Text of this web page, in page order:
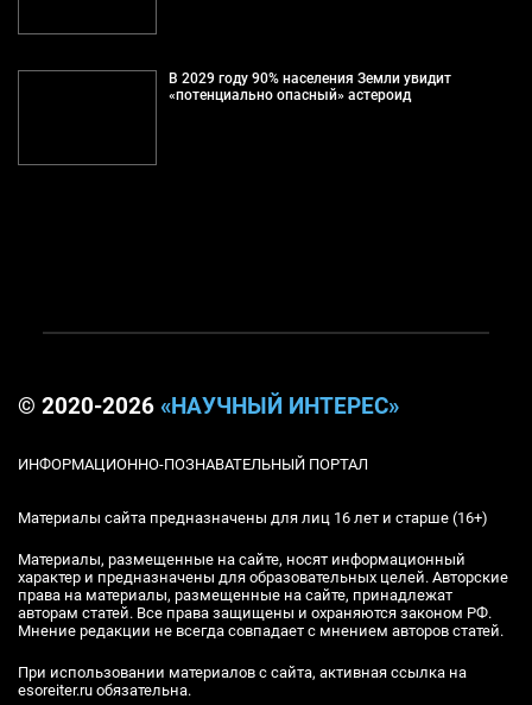
В 2029 году 90% населения Земли увидит
«потенциально опасный» астероид
© 2020-2026 «НАУЧНЫЙ ИНТЕРЕС»
ИНФОРМАЦИОННО-ПОЗНАВАТЕЛЬНЫЙ ПОРТАЛ
Материалы сайта предназначены для лиц 16 лет и старше (16+)
Материалы, размещенные на сайте, носят информационный
характер и предназначены для образовательных целей. Авторские
права на материалы, размещенные на сайте, принадлежат
авторам статей. Все права защищены и охраняются законом РФ.
Мнение редакции не всегда совпадает с мнением авторов статей.
При использовании материалов с сайта, активная ссылка на
esoreiter.ru обязательна.